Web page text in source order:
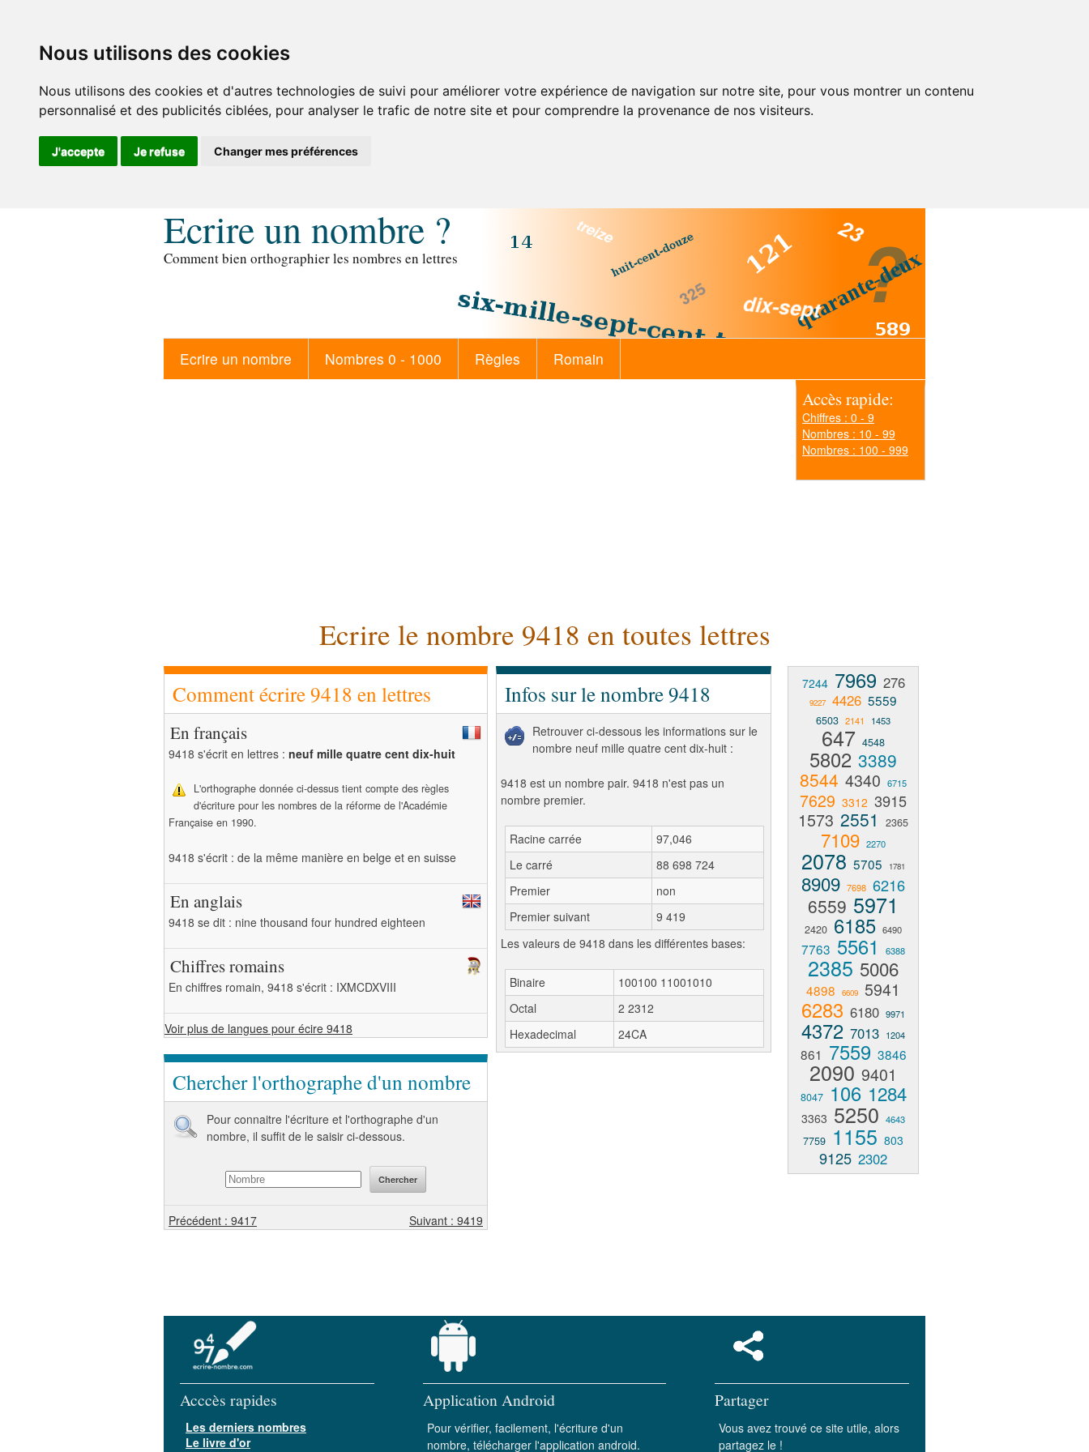
Nous utilisons des cookies
Nous utilisons des cookies et d'autres technologies de suivi pour améliorer votre expérience de navigation sur notre site, pour vous montrer un contenu
personnalisé et des publicités ciblées, pour analyser le trafic de notre site et pour comprendre la provenance de nos visiteurs.
J'accepte Je refuse Changer mes préférences
Ecrire un nombre ?
Comment bien orthographier les nombres en lettres
Ecrire un nombre Nombres 0 - 1000 Règles Romain
Accès rapide:
Chiffres : 0 - 9
Nombres : 10 - 99
Nombres : 100 - 999
Ecrire le nombre 9418 en toutes lettres
Comment écrire 9418 en lettres
En français
9418 s'écrit en lettres : neuf mille quatre cent dix-huit
L'orthographe donnée ci-dessus tient compte des règles
d'écriture pour les nombres de la réforme de l'Académie
Française en 1990.
9418 s'écrit : de la même manière en belge et en suisse
En anglais
9418 se dit : nine thousand four hundred eighteen
Chiffres romains
En chiffres romain, 9418 s'écrit : IXMCDXVIII
Voir plus de langues pour écire 9418
Chercher l'orthographe d'un nombre
Pour connaitre l'écriture et l'orthographe d'un
nombre, il suffit de le saisir ci-dessous.
Précédent : 9417 Suivant : 9419
Infos sur le nombre 9418
Retrouver ci-dessous les informations sur le
nombre neuf mille quatre cent dix-huit :
9418 est un nombre pair. 9418 n'est pas un
nombre premier.
Racine carrée
97,046
Le carré
88 698 724
Premier
non
Premier suivant
9 419
Les valeurs de 9418 dans les différentes bases:
Binaire
100100 11001010
Octal
2 2312
Hexadecimal
24CA
7244 7969 276
9227 4426 5559
6503 2141 1453
647 4548
5802 3389
8544 4340 6715
7629 3312 3915
1573 2551 2365
7109 2270
2078 5705 1781
8909 7698 6216
6559 5971
2420 6185 6490
7763 5561 6388
2385 5006
4898 6609 5941
6283 6180 9971
4372 7013 1204
861 7559 3846
2090 9401
8047 106 1284
3363 5250 4643
7759 1155 803
9125 2302
Acccès rapides
Les derniers nombres
Le livre d'or
Application Android
Pour vérifier, facilement, l'écriture d'un
nombre, télécharger l'application android.
Partager
Vous avez trouvé ce site utile, alors
partagez le !